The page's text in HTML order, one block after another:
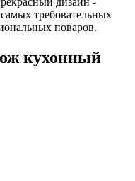
требовательных
поваров.
кухонный